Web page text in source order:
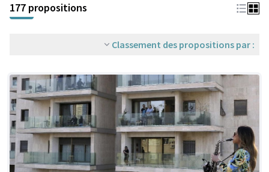
177 propositions
Classement des propositions par :